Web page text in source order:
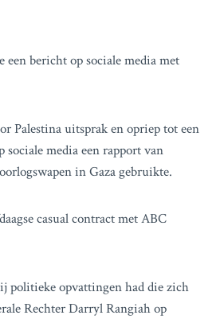
bericht op sociale media met
Palestina uitsprak en opriep tot een
sociale media een rapport van
in Gaza gebruikte.
casual contract met ABC
politieke opvattingen had die zich
Rechter Darryl Rangiah op